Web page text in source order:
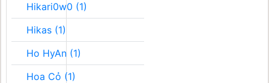
Hikari0w0 (1)
Hikas (1)
Ho HyAn (1)
Hoa Cỏ (1)